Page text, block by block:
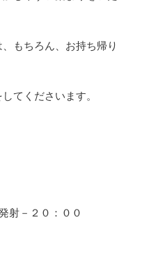
もちろん、お持ち帰り
てくださいます。
射－２０：００